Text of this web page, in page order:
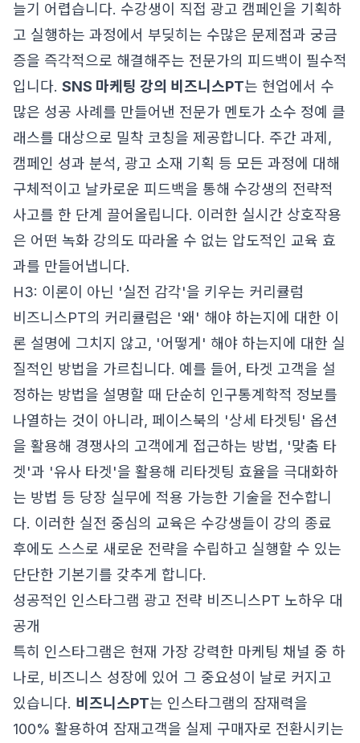
늘기 어렵습니다. 수강생이 직접 광고 캠페인을 기획하
고 실행하는 과정에서 부딪히는 수많은 문제점과 궁금
증을 즉각적으로 해결해주는 전문가의 피드백이 필수적
입니다. SNS 마케팅 강의 비즈니스PT는 현업에서 수
많은 성공 사례를 만들어낸 전문가 멘토가 소수 정예 클
래스를 대상으로 밀착 코칭을 제공합니다. 주간 과제,
캠페인 성과 분석, 광고 소재 기획 등 모든 과정에 대해
구체적이고 날카로운 피드백을 통해 수강생의 전략적
사고를 한 단계 끌어올립니다. 이러한 실시간 상호작용
은 어떤 녹화 강의도 따라올 수 없는 압도적인 교육 효
과를 만들어냅니다.
H3: 이론이 아닌 '실전 감각'을 키우는 커리큘럼
비즈니스PT의 커리큘럼은 '왜' 해야 하는지에 대한 이
론 설명에 그치지 않고, '어떻게' 해야 하는지에 대한 실
질적인 방법을 가르칩니다. 예를 들어, 타겟 고객을 설
정하는 방법을 설명할 때 단순히 인구통계학적 정보를
나열하는 것이 아니라, 페이스북의 '상세 타겟팅' 옵션
을 활용해 경쟁사의 고객에게 접근하는 방법, '맞춤 타
겟'과 '유사 타겟'을 활용해 리타겟팅 효율을 극대화하
는 방법 등 당장 실무에 적용 가능한 기술을 전수합니
다. 이러한 실전 중심의 교육은 수강생들이 강의 종료
후에도 스스로 새로운 전략을 수립하고 실행할 수 있는
단단한 기본기를 갖추게 합니다.
성공적인 인스타그램 광고 전략 비즈니스PT 노하우 대
공개
특히 인스타그램은 현재 가장 강력한 마케팅 채널 중 하
나로, 비즈니스 성장에 있어 그 중요성이 날로 커지고
있습니다. 비즈니스PT는 인스타그램의 잠재력을
100% 활용하여 잠재고객을 실제 구매자로 전환시키는